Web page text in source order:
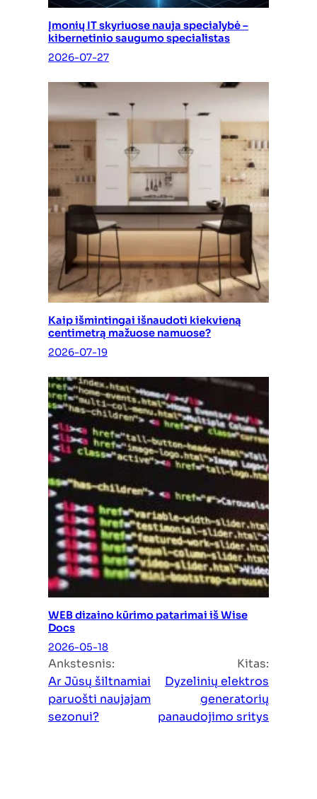
Įmonių IT skyriuose nauja specialybė –
kibernetinio saugumo specialistas
2026-07-27
Kaip išmintingai išnaudoti kiekvieną
centimetrą mažuose namuose?
2026-07-19
WEB dizaino kūrimo patarimai iš Wise
Docs
2026-05-18
Ankstesnis:
Ar Jūsų šiltnamiai
paruošti naujajam
sezonui?
Kitas:
Dyzelinių elektros
generatorių
panaudojimo sritys